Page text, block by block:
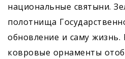
нацио­нальные святыни.
полотнища
обновление и саму
ковровые орнаменты